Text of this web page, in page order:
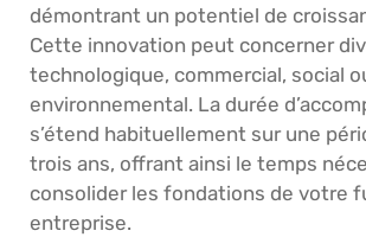
démontrant un potentiel de
Cette innovation peut concerner
technologique, commercial, social
environnemental. La durée
s’étend habituellement sur une
trois ans, offrant ainsi le temps
consolider les fondations de votre
entreprise.